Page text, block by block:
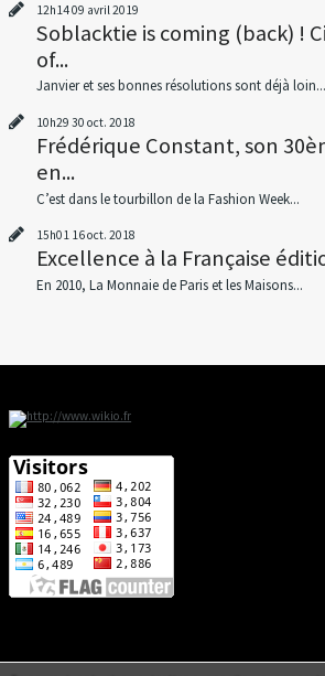
12h1409 avril 2019
Soblacktie is coming (back) !
of...
Janvier et ses bonnes résolutions sont déjà loin...
10h29 30 oct. 2018
Frédérique Constant, son
en...
C’est dans le tourbillon de la Fashion Week...
15h01 16oct. 2018
Excellence à la Française
En 2010, La Monnaie de Paris et les Maisons...